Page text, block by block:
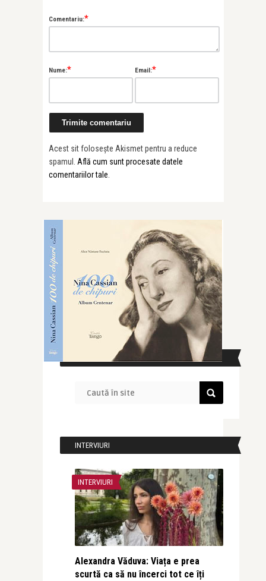
Comentariu:*
Nume:* Email:*
Acest sit folosește Akismet pentru a reduce
spamul. Află cum sunt procesate datele
comentariilor tale
CAUTĂ ÎN SITE
INTERVIURI
INTERVIURI
Alexandra Văduva: Viața e prea
scurtă ca să nu încerci tot ce îți